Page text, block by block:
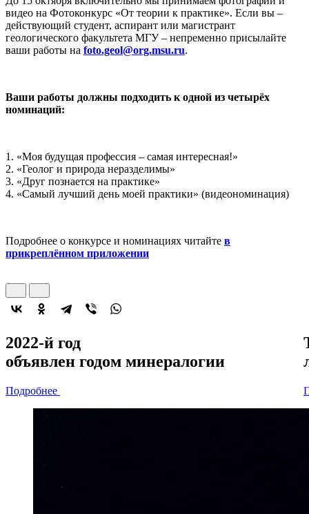
видео на Фотоконкурс «От теории к практике». Если вы –
действующий студент, аспирант или магистрант
геологического факультета МГУ – непременно присылайте
ваши работы на foto.geol@org.msu.ru.
Ваши работы должны подходить к одной из четырёх
номинаций:
1. «Моя будущая профессия – самая интересная!»
2. «Геолог и природа неразделимы»
3. «Друг познается на практике»
4. «Самый лучший день моей практики» (видеономинация)
Подробнее о конкурсе и номинациях читайте в
прикреплённом приложении
2022-й год
объявлен годом минералогии
Подробнее